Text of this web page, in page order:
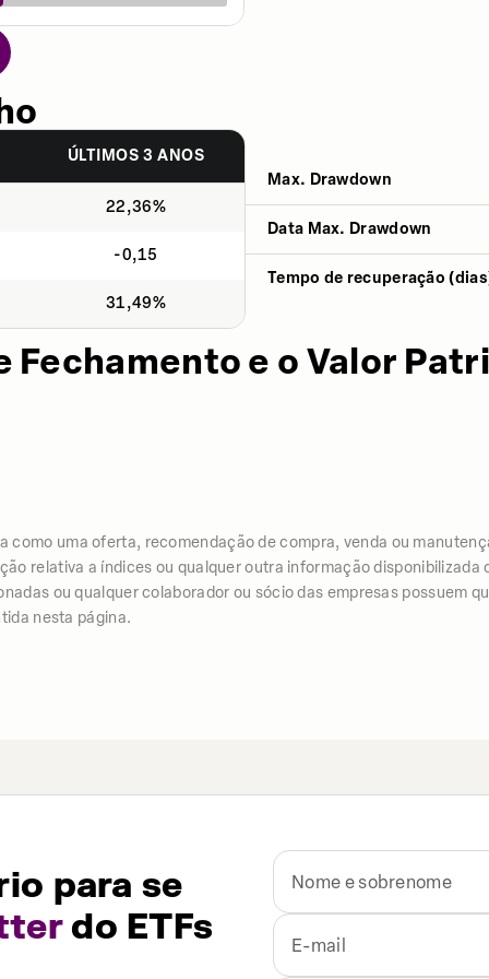
ÚLTIMOS 3 ANOS
22,36%
-0,15
31,49%
Max. Drawdown
Data Max. Drawdown
Tempo de recuperação
Fechamento e o Valor
uma oferta, recomendação de compra, venda ou
relativa a índices ou qualquer outra informação
ou qualquer colaborador ou sócio das empresas possuem
nesta página.
para se
do ETFs